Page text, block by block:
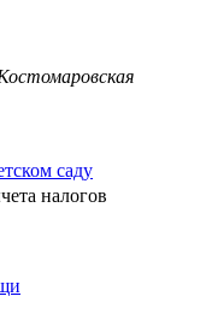
саду
налогов